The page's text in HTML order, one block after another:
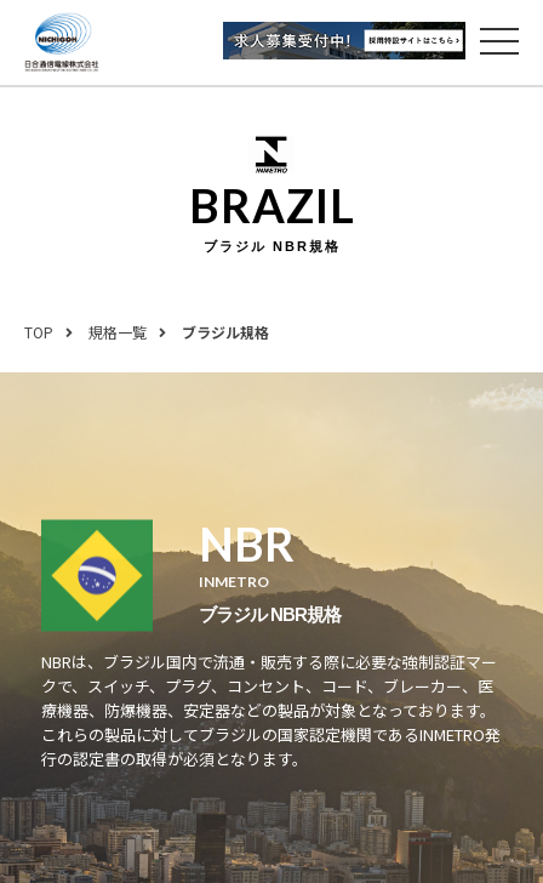
BRAZIL
ブラジル NBR規格
TOP 規格一覧 ブラジル規格
NBR
INMETRO
ブラジル NBR規格
NBRは、ブラジル国内で流通・販売する際に必要な強制認証マー
クで、スイッチ、プラグ、コンセント、コード、ブレーカー、医
療機器、防爆機器、安定器などの製品が対象となっております。
これらの製品に対してブラジルの国家認定機関であるINMETRO発
行の認定書の取得が必須となります。